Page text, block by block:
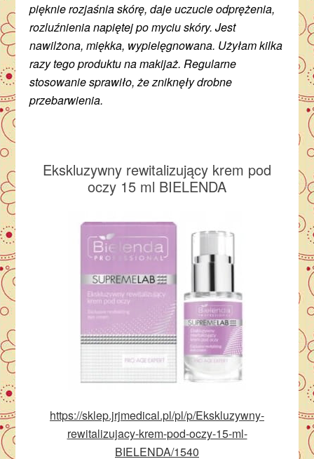
pięknie rozjaśnia skórę, daje uczucie odprężenia,
rozluźnienia napiętej po myciu skóry. Jest
nawilżona, miękka, wypielęgnowana. Użyłam kilka
razy tego produktu na makijaż. Regularne
stosowanie sprawiło, że zniknęły drobne
przebarwienia.
Ekskluzywny rewitalizujący krem pod
oczy 15 ml BIELENDA
https://sklep.jrjmedical.pl/pl/p/Ekskluzywny-
rewitalizujacy-krem-pod-oczy-15-ml-
BIELENDA/1540